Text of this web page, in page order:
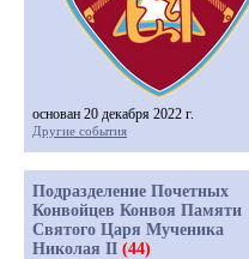
основан 20 декабря 2022 г.
Другие события
Подразделение Почетных
Конвойцев Конвоя Памяти
Святого Царя Мученика
Николая II (44)